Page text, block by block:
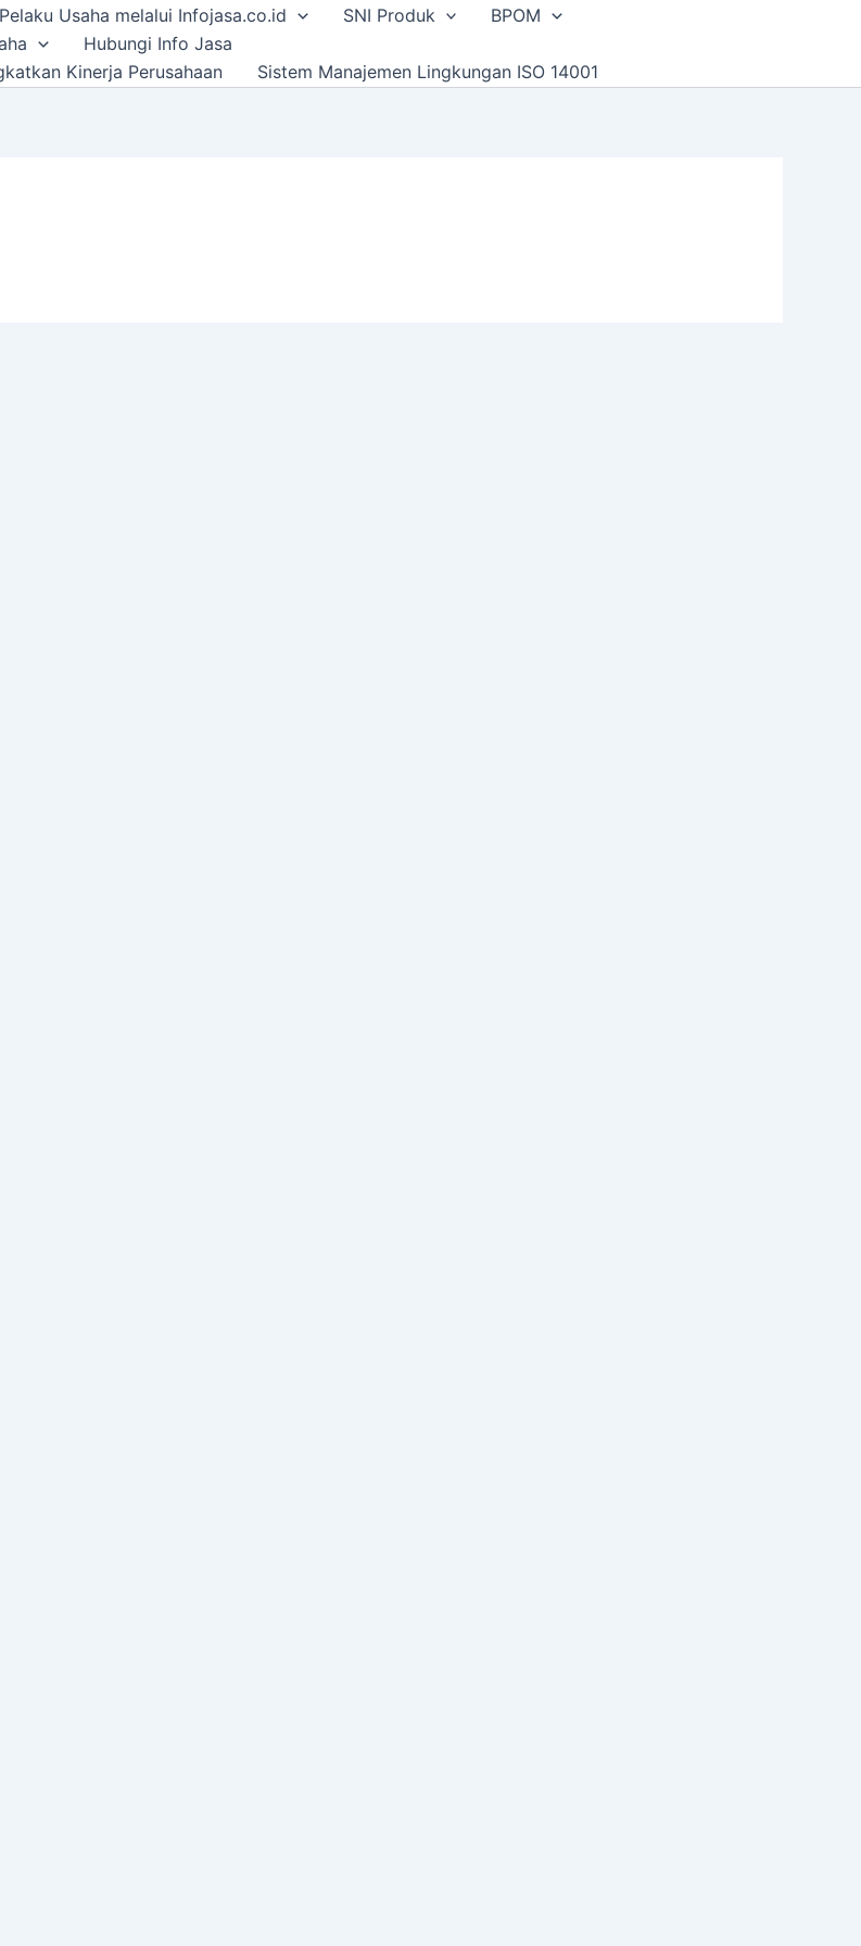
Usaha melalui Infojasa.co.id SNI Produk
BPOM
Hubungi Info Jasa
Kinerja Perusahaan
Sistem Manajemen Lingkungan ISO 14001